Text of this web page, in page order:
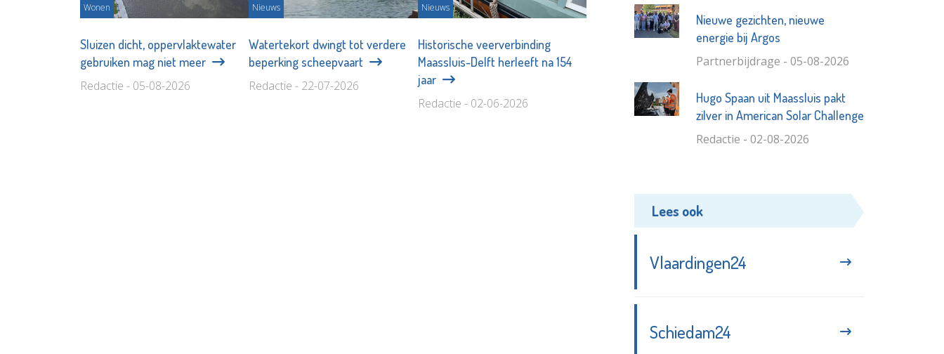
Wonen
Sluizen dicht, oppervlaktewater
gebruiken mag niet meer
Redactie - 05-08-2026
Nieuws
Watertekort dwingt tot verdere
beperking scheepvaart
Redactie - 22-07-2026
Nieuws
Historische veerverbinding
Maassluis-Delft herleeft na 154
jaar
Redactie - 02-06-2026
Nieuwe gezichten, nieuwe
energie bij Argos
Partnerbijdrage - 05-08-2026
Hugo Spaan uit Maassluis pakt
zilver in American Solar Challenge
Redactie - 02-08-2026
Lees ook
Vlaardingen24
Schiedam24